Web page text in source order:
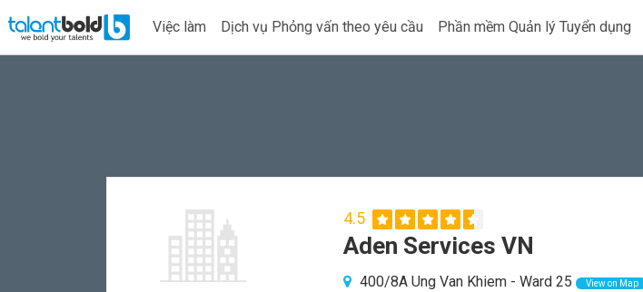
Việc làm Dịch vụ Phỏng vấn theo yêu cầu Phần mềm Quản lý Tuyển dụng
4.5
Aden Services VN
400/8A Ung Van Khiem - Ward 25 View on Map